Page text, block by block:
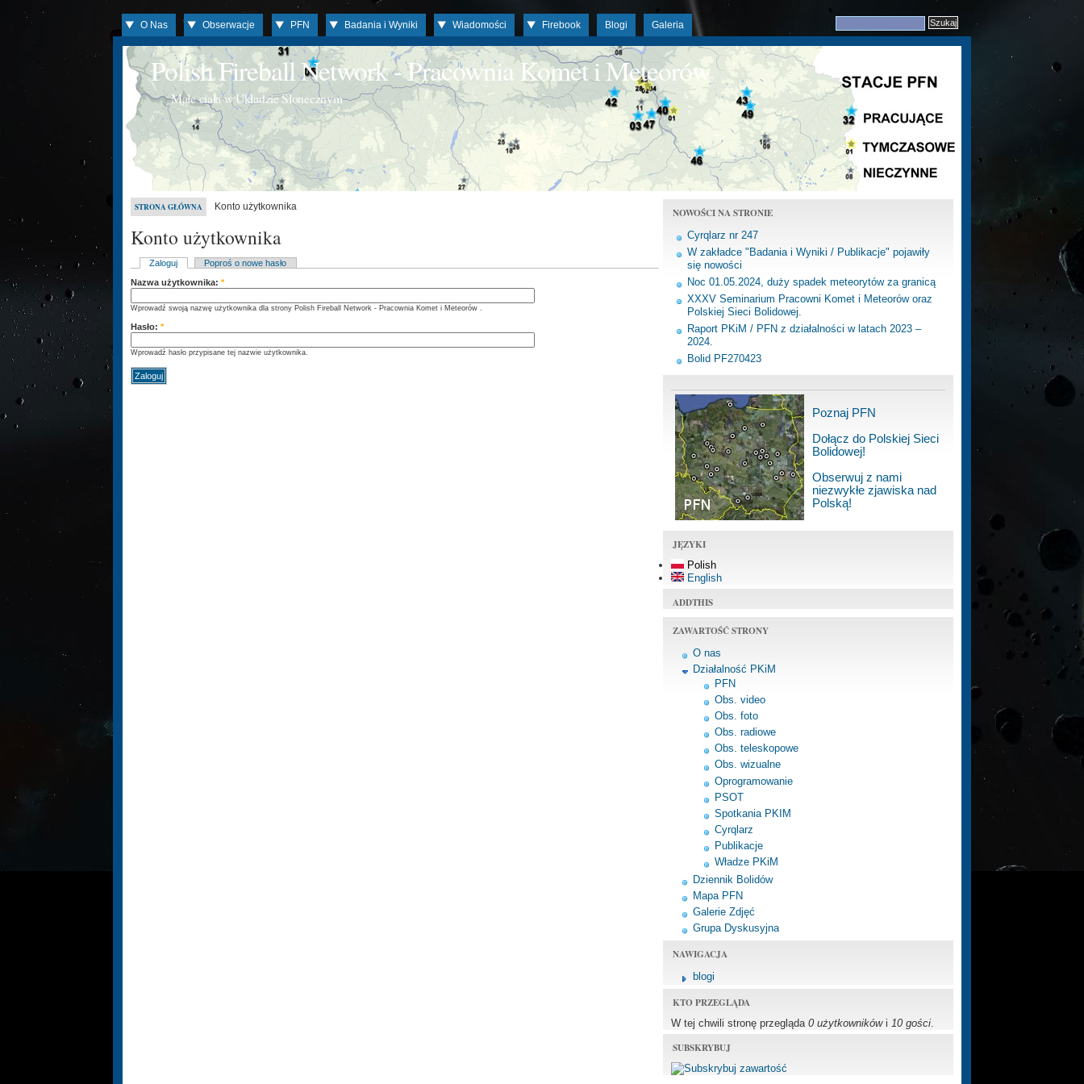
O Nas Obserwacje PFN Badania i Wyniki Wiadomości Firebook Blogi Galeria
Polish Fireball Network - Pracownia Komet i Meteorów
Małe ciała w Układzie Słonecznym
STRONA GŁÓWNA Konto użytkownika
Konto użytkownika
Zaloguj
Poproś o nowe hasło
Nazwa użytkownika: *
Wprowadź swoją nazwę użytkownika dla strony Polish Fireball Network - Pracownia Komet i Meteorów .
Hasło: *
Wprowadź hasło przypisane tej nazwie użytkownika.
NOWOŚCI NA STRONIE
Cyrqlarz nr 247
W zakładce "Badania i Wyniki / Publikacje" pojawiły
się nowości
Noc 01.05.2024, duży spadek meteorytów za granicą
XXXV Seminarium Pracowni Komet i Meteorów oraz
Polskiej Sieci Bolidowej.
Raport PKiM / PFN z działalności w latach 2023 –
2024.
Bolid PF270423
Poznaj PFN
Dołącz do Polskiej Sieci
Bolidowej!
Obserwuj z nami
niezwykłe zjawiska nad
Polską!
JĘZYKI
Polish
English
ADDTHIS
ZAWARTOŚĆ STRONY
O nas
Działalność PKiM
PFN
Obs. video
Obs. foto
Obs. radiowe
Obs. teleskopowe
Obs. wizualne
Oprogramowanie
PSOT
Spotkania PKIM
Cyrqlarz
Publikacje
Władze PKiM
Dziennik Bolidów
Mapa PFN
Galerie Zdjęć
Grupa Dyskusyjna
NAWIGACJA
blogi
KTO PRZEGLĄDA
W tej chwili stronę przegląda 0 użytkownikówi 10 gości
SUBSKRYBUJ